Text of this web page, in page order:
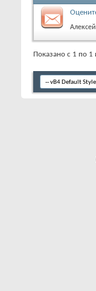
Показано с 1 по 1